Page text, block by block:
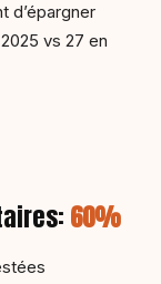
d’épargner
vs 27 en
60%